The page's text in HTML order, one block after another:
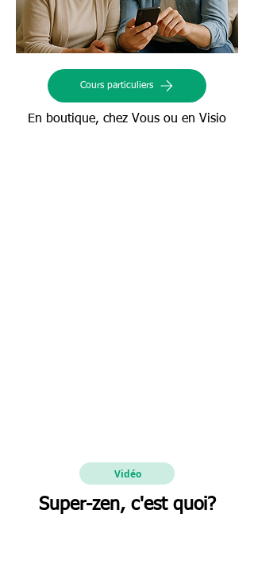
Cours particuliers
En boutique, chez Vous ou en Visio
Vidéo
Super-zen, c'est quoi?